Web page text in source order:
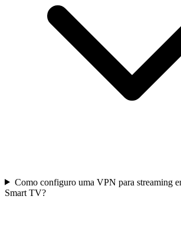
Como configuro uma VPN para streaming
Smart TV?